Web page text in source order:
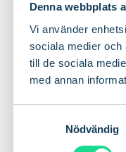
Denna webbplats
Vi använder
sociala medier och
till de sociala
med annan
Nödvändig
Är du